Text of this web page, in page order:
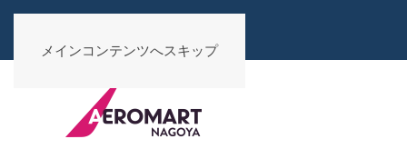
メインコンテンツへスキップ